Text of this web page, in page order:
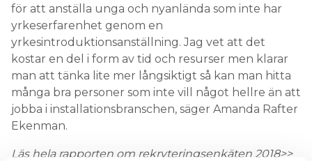
för att anställa unga och nyanlända som inte har
yrkeserfarenhet genom en
yrkesintroduktionsanställning. Jag vet att det
kostar en del i form av tid och resurser men klarar
man att tänka lite mer långsiktigt så kan man hitta
många bra personer som inte vill något hellre än att
jobba i installationsbranschen, säger Amanda Rafter
Ekenman.
Läs hela rapporten om rekryteringsenkäten 2018>>